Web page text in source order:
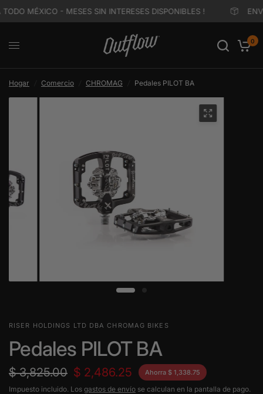
MÉXICO - MESES SIN INTERESES DISPONIBLES !
0
Hogar Comercio CHROMAG Pedales PILOT BA
RISER HOLDINGS LTD DBA CHROMAG BIKES
Pedales PILOT BA
$ 3,825.00 $ 2,486.25 Ahorra $ 1,338.75
Impuesto incluido. Los gastos de envío se calculan en la pantalla de pago.